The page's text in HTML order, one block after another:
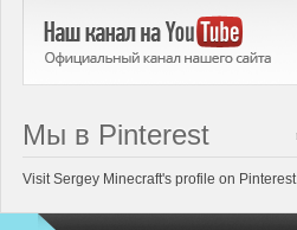
Мы в Pinterest
Visit Sergey Minecraft's profile on Pinterest.